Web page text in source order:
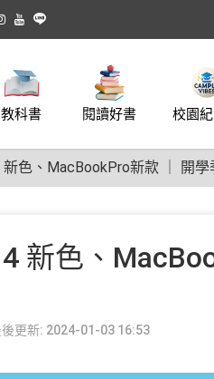
教科書 閱讀好書 校園
色、MacBookPro新款 ｜ 開
新色、
後更新: 2024-01-03 16:53